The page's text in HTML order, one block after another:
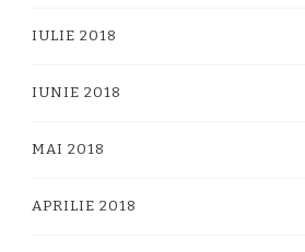
IULIE 2018
IUNIE 2018
MAI 2018
APRILIE 2018